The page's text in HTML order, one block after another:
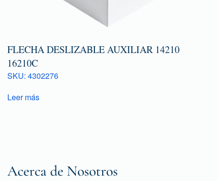
FLECHA DESLIZABLE AUXILIAR 14210
16210C
SKU: 4302276
Leer más
Acerca de Nosotros